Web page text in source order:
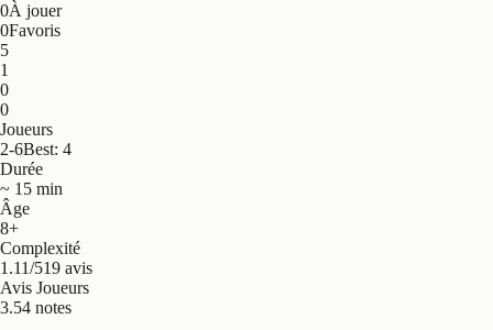
0À jouer
0Favoris
5
1
0
0
Joueurs
2-6Best: 4
Durée
~ 15 min
Âge
8+
Complexité
1.11/519 avis
Avis Joueurs
3.54 notes